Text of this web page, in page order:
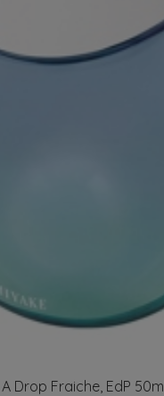
A Drop Fraiche, EdP 50ml